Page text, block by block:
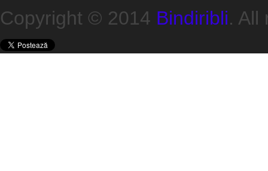
Copyright © 2014 Bindiribli. All